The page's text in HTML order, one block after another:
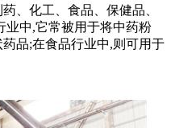
、化工、食品、保健品、
业中,它常被用于将中药粉
品;在食品行业中,则可用于